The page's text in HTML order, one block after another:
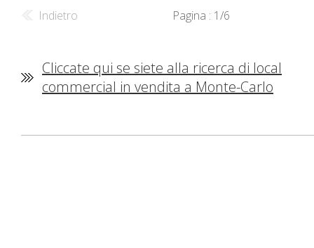
Indietro Pagina : 1/6
Cliccate qui se siete alla ricerca di local
commercial in vendita a Monte-Carlo